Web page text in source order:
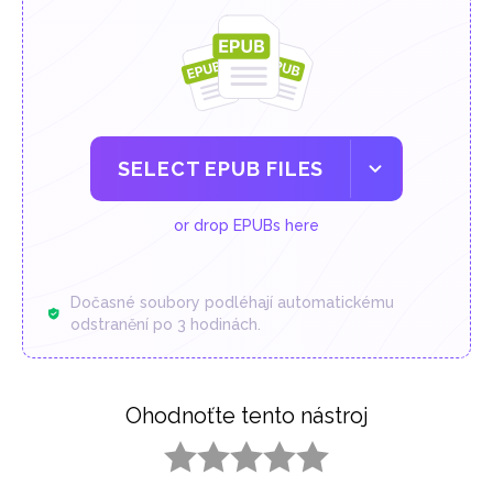
SELECT EPUB FILES
or drop EPUBs here
Dočasné soubory podléhají automatickému
odstranění po 3 hodinách.
Ohodnoťte tento nástroj